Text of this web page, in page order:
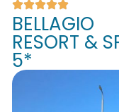
BELLAGIO
RESORT &
5*